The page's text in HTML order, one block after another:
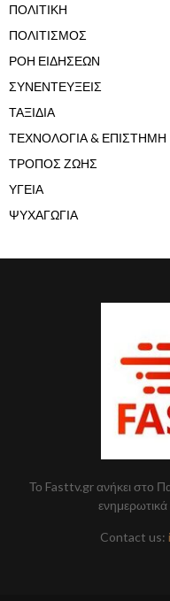
ΠΟΛΙΤΙΚΗ
ΠΟΛΙΤΙΣΜΟΣ
ΡΟΗ ΕΙΔΗΣΕΩΝ
ΣΥΝΕΝΤΕΥΞΕΙΣ
ΤΑΞΙΔΙΑ
ΤΕΧΝΟΛΟΓΙΑ & ΕΠΙΣΤΗΜΗ
ΤΡΟΠΟΣ ΖΩΗΣ
ΥΓΕΙΑ
ΨΥΧΑΓΩΓΙΑ
Το Fasttv.gr ανήκει στο
Contact us: